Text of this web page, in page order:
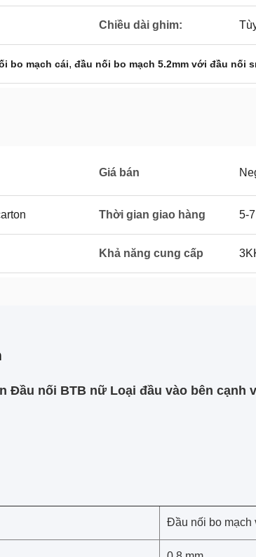
Chiều dài ghim:
bo mạch cái, đầu nối bo mạch 5.2mm với đầu nối
Giá bán
Thời gian giao hàng 5-
Khả năng cung cấp
Đầu nối BTB nữ Loại đầu vào bên cạnh
Đầu nối bo mạch